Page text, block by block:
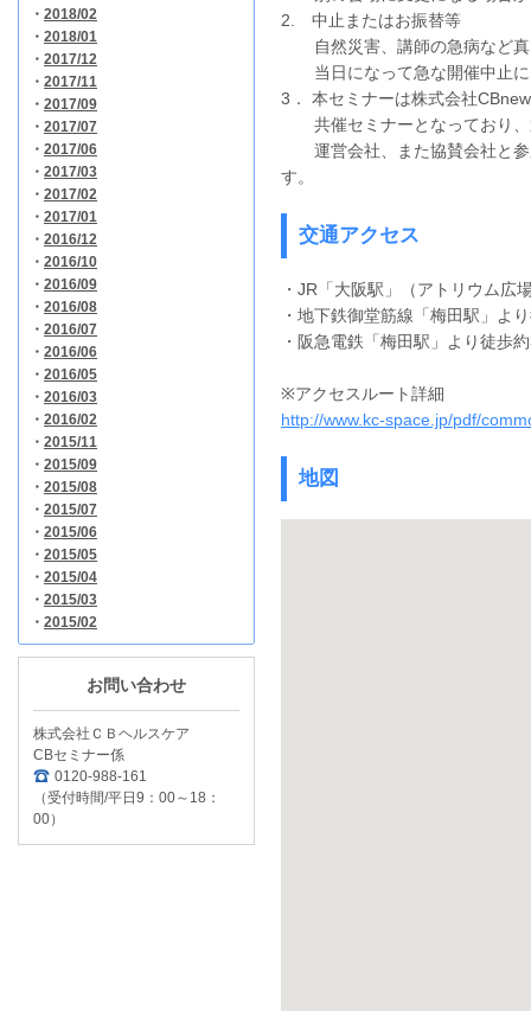
・ 2018/02
・ 2018/01
・ 2017/12
・ 2017/11
・ 2017/09
・ 2017/07
・ 2017/06
・ 2017/03
・ 2017/02
・ 2017/01
・ 2016/12
・ 2016/10
・ 2016/09
・ 2016/08
・ 2016/07
・ 2016/06
・ 2016/05
・ 2016/03
・ 2016/02
・ 2015/11
・ 2015/09
・ 2015/08
・ 2015/07
・ 2015/06
・ 2015/05
・ 2015/04
・ 2015/03
・ 2015/02
お問い合わせ
株式会社ＣＢヘルスケア
CBセミナー係
0120-988-161
（受付時間/平日9：00～18：
00）
2. 中止またはお振替等
自然災害、講師の急病など真
当日になって急な開催中止に
3． 本セミナーは株式会社
共催セミナーとなっており、
運営会社、また協賛会社と参
す。
交通アクセス
・JR「大阪駅」（アトリウム広
・地下鉄御堂筋線「梅田駅」よ
・阪急電鉄「梅田駅」より徒歩
※アクセスルート詳細
http://www.kc-space.jp/pdf/
地図